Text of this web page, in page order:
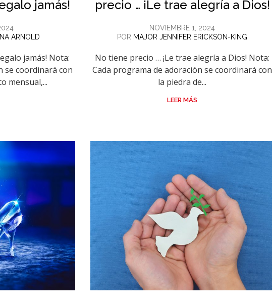
jamás!
ARNOLD
jamás! Nota:
se coordinará con
mensual,...
precio … ¡Le trae alegría a Dios!
NOVIEMBRE 1, 2024
POR MAJOR JENNIFER ERICKSON-KING
No tiene precio … ¡Le trae alegría a Dios! Nota:
Cada programa de adoración se coordinará con
la piedra de...
LEER MÁS